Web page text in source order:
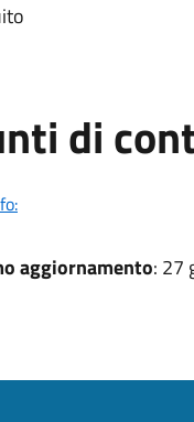
di
aggiornamento: 27